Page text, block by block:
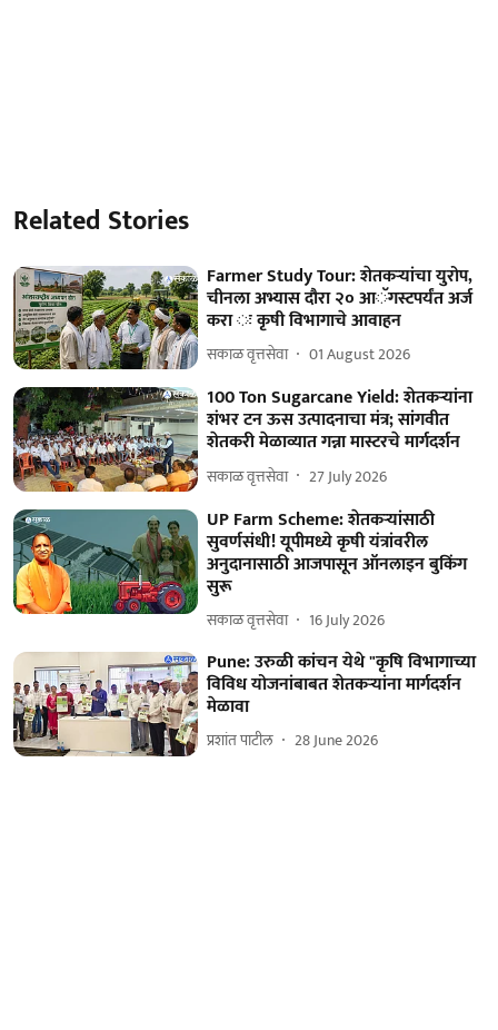
Related Stories
Farmer Study Tour: शेतकऱ्यांचा युरोप,
चीनला अभ्यास दौरा २० आॅगस्टपर्यंत अर्ज
करा ः कृषी विभागाचे आवाहन
सकाळ वृत्तसेवा 01 August 2026
100 Ton Sugarcane Yield: शेतकऱ्यांना
शंभर टन ऊस उत्पादनाचा मंत्र; सांगवीत
शेतकरी मेळाव्यात गन्ना मास्टरचे मार्गदर्शन
सकाळ वृत्तसेवा 27 July 2026
UP Farm Scheme: शेतकऱ्यांसाठी
सुवर्णसंधी! यूपीमध्ये कृषी यंत्रांवरील
अनुदानासाठी आजपासून ऑनलाइन बुकिंग
सुरू
सकाळ वृत्तसेवा 16 July 2026
Pune: उरुळी कांचन येथे "कृषि विभागाच्या
विविध योजनांबाबत शेतकऱ्यांना मार्गदर्शन
मेळावा
प्रशांत पाटील 28 June 2026